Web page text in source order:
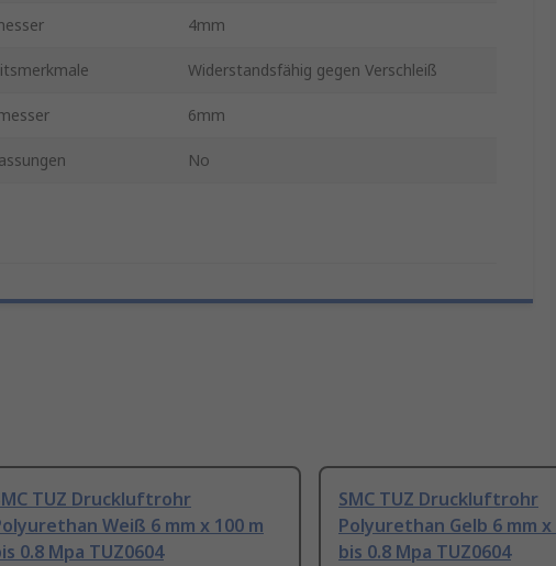
4mm
Widerstandsfähig gegen Verschleiß
6mm
No
TUZ Druckluftrohr
Weiß 6 mm x 100 m
0.8 Mpa TUZ0604
SMC TUZ Druckluftrohr
Polyurethan Gelb 6 mm x
bis 0.8 Mpa TUZ0604